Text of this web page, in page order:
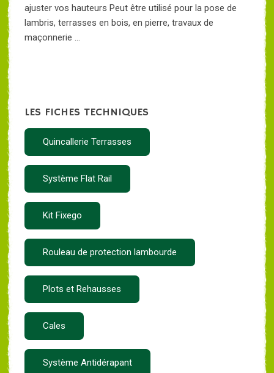
ajuster vos hauteurs Peut être utilisé pour la pose de
lambris, terrasses en bois, en pierre, travaux de
maçonnerie ...
LES FICHES TECHNIQUES
Quincallerie Terrasses
Système Flat Rail
Kit Fixego
Rouleau de protection lambourde
Plots et Rehausses
Cales
Système Antidérapant